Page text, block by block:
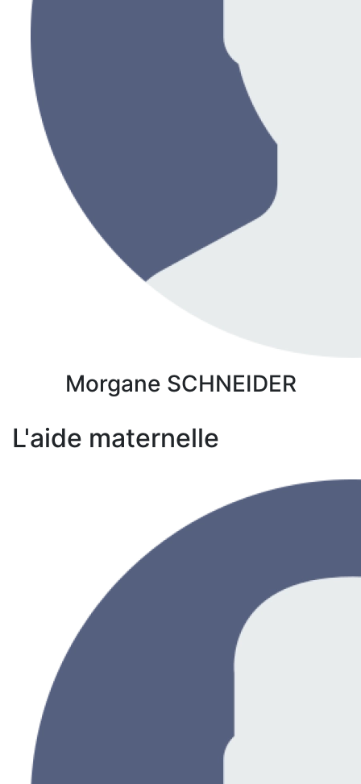
Morgane SCHNEIDER
L'aide maternelle